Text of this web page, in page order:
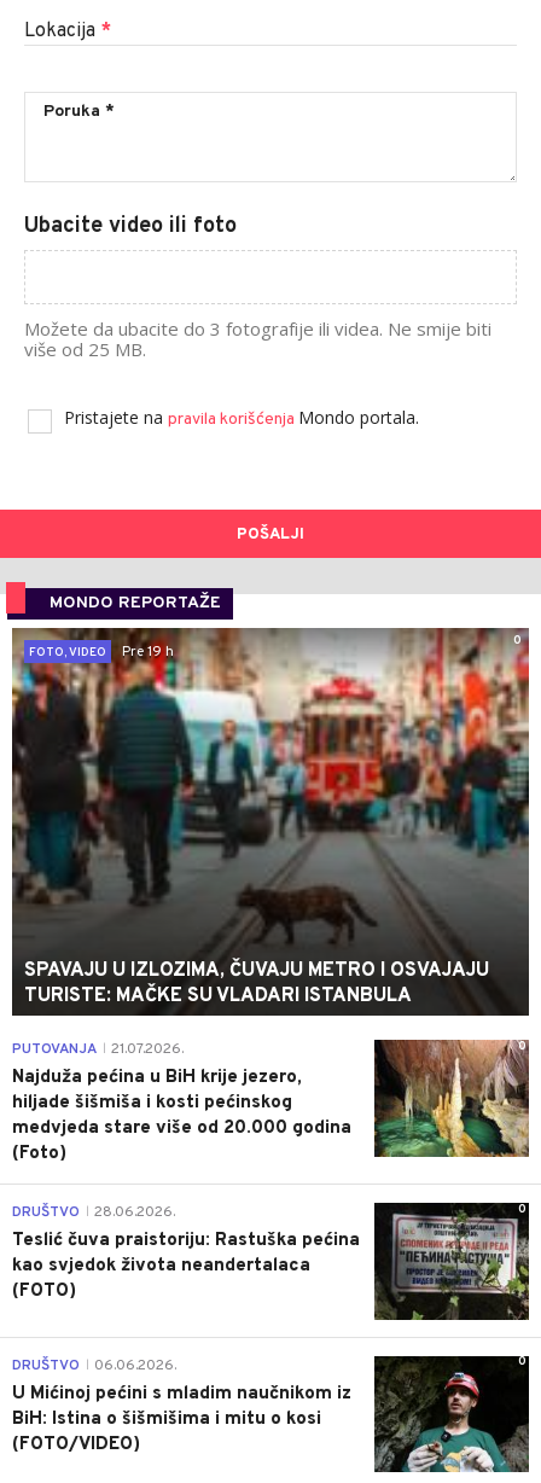
Lokacija *
Ubacite video ili foto
Možete da ubacite do 3 fotografije ili videa. Ne smije biti
više od 25 MB.
Pristajete na pravila korišćenja Mondo portala.
POŠALJI
MONDO REPORTAŽE
0
FOTO, VIDEO
Pre 19 h
SPAVAJU U IZLOZIMA, ČUVAJU METRO I OSVAJAJU
TURISTE: MAČKE SU VLADARI ISTANBULA
0
PUTOVANJA 21.07.2026.
Najduža pećina u BiH krije jezero,
hiljade šišmiša i kosti pećinskog
medvjeda stare više od 20.000 godina
(Foto)
0
DRUŠTVO 28.06.2026.
Teslić čuva praistoriju: Rastuška pećina
kao svjedok života neandertalaca
(FOTO)
0
DRUŠTVO 06.06.2026.
U Mićinoj pećini s mladim naučnikom iz
BiH: Istina o šišmišima i mitu o kosi
(FOTO/VIDEO)